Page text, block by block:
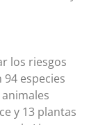
los riesgos
especies
y 13 plantas